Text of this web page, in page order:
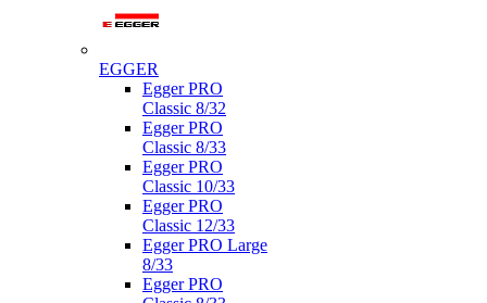
EGGER
Egger PRO
Classic 8/32
Egger PRO
Classic 8/33
Egger PRO
Classic 10/33
Egger PRO
Classic 12/33
Egger PRO Large
8/33
Egger PRO